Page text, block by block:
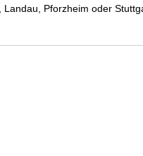
Pforzheim oder